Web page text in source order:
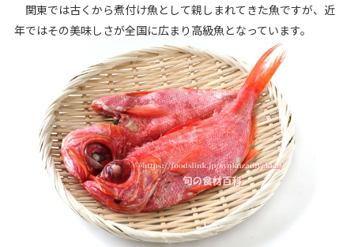
関東では古くから煮付け魚として親しまれてきた魚ですが、近
年ではその美味しさが全国に広まり高級魚となっています。